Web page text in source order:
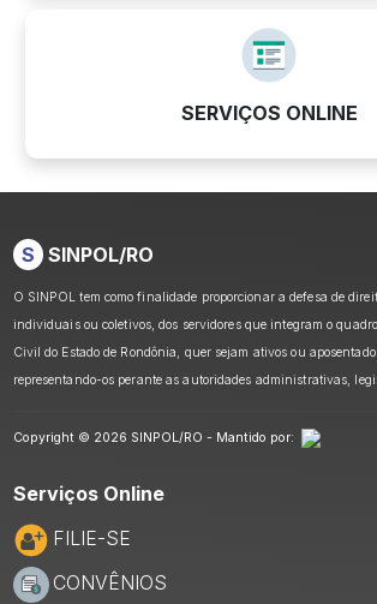
SERVIÇOS ONLINE
S SINPOL/RO
O SINPOL tem como finalidade proporcionar a defesa de
individuais ou coletivos, dos servidores que integram o
Civil do Estado de Rondônia, quer sejam ativos ou
representando-os perante as autoridades administrativas,
Copyright © 2026 SINPOL/RO - Mantido por:
Serviços Online
FILIE-SE
CONVÊNIOS